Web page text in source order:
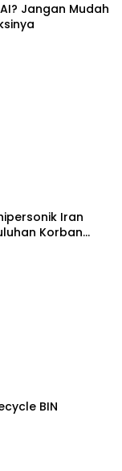
Jangan Mudah
Iran
Korban
Ratusan Terluka
BIN